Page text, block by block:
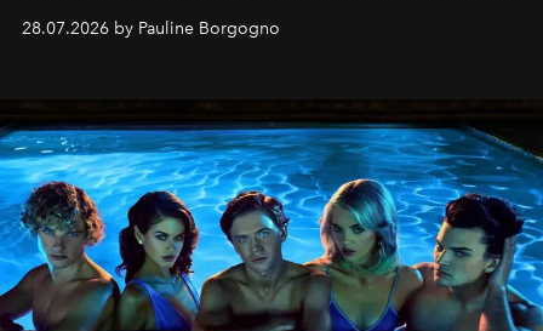
28.07.2026 by Pauline Borgogno